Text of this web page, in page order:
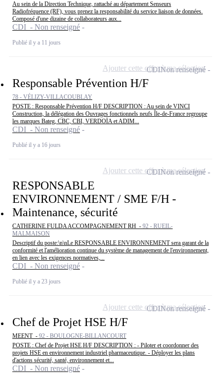
Au sein de la Direction Technique, rattaché au département Senseurs
Radiofréquence (RF), vous prenez la responsabilité du service liaison de données.
Composé d'une dizaine de collaborateurs aux...
CDI - Non renseigné
Publié il y a 11 jours
Responsable Prévention H/F
78 - VÉLIZY-VILLACOUBLAY
POSTE : Responsable Prévention H/F DESCRIPTION : Au sein de VINCI
Construction, la délégation des Ouvrages fonctionnels neufs Île-de-France regroupe
les marques Bateg, CBC, CBI, VERDOÏA et ADIM...
CDI - Non renseigné
Publié il y a 16 jours
CDINon renseigné
Ajouter cette offre à ma sélection
RESPONSABLE
ENVIRONNEMENT / SME F/H -
Maintenance, sécurité
CATHERINE FULDA ACCOMPAGNEMENT RH - 92 - RUEIL-
MALMAISON
Descriptif du poste:\n\nLe RESPONSABLE ENVIRONNEMENT sera garant de la
conformité et l'amélioration continue du système de management de l'environnement,
en lien avec les exigences normatives,...
CDI - Non renseigné
Publié il y a 23 jours
CDINon renseigné
Ajouter cette offre à ma sélection
Chef de Projet HSE H/F
MEENT - 92 - BOULOGNE-BILLANCOURT
POSTE : Chef de Projet HSE H/F DESCRIPTION : - Piloter et coordonner des
projets HSE en environnement industriel pharmaceutique. - Déployer les plans
d'actions sécurité, santé, environnement et...
CDI - Non renseigné
CDINon renseigné
Ajouter cette offre à ma sélection